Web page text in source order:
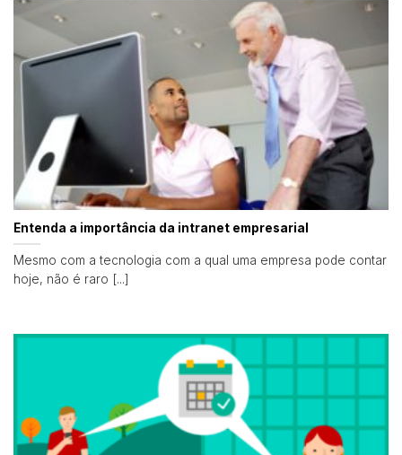
Entenda a importância da intranet empresarial
Mesmo com a tecnologia com a qual uma empresa pode contar
hoje, não é raro [...]